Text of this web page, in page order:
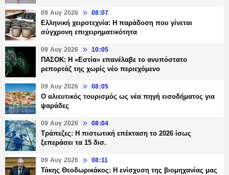
09 Αυγ 2026 08:07
Ελληνική χειροτεχνία: Η παράδοση που γίνεται
σύγχρονη επιχειρηματικότητα
09 Αυγ 2026 10:05
ΠΑΣΟΚ: Η «Εστία» επανέλαβε το ανυπόστατο
ρεπορτάζ της χωρίς νέο περιεχόμενο
09 Αυγ 2026 08:05
Ο αλιευτικός τουρισμός ως νέα πηγή εισοδήματος για
ψαράδες
09 Αυγ 2026 08:04
Τράπεζες: H πιστωτική επέκταση το 2026 ίσως
ξεπεράσει τα 15 δισ.
09 Αυγ 2026 08:11
Τάκης Θεοδωρικάκος: Η ενίσχυση της βιομηχανίας μας